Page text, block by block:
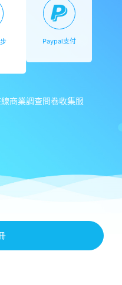
Paypal支付
商業調查問卷收集服